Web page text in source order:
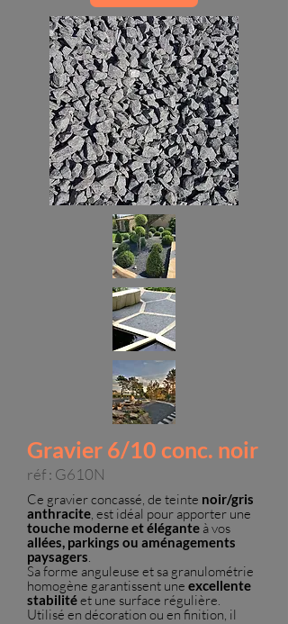
Gravier 6/10 conc. noir
réf : G610N
Ce gravier concassé, de teinte noir/gris
anthracite, est idéal pour apporter une
touche moderne et élégante à vos
allées, parkings ou aménagements
paysagers.
Sa forme anguleuse et sa granulométrie
homogène garantissent une excellente
stabilitéet une surface régulière.
Utilisé en décoration ou en finition, il